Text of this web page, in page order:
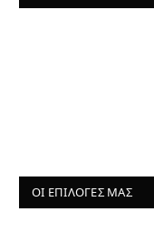
ΟΙ ΕΠΙΛΟΓΈΣ ΜΑΣ